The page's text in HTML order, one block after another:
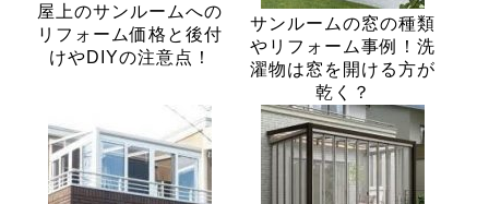
屋上のサンルームへの
リフォーム価格と後付
けやDIYの注意点！
サンルームの窓の種類
やリフォーム事例！洗
濯物は窓を開ける方が
乾く？